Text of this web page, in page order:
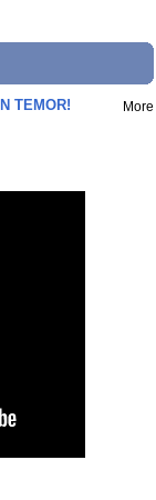
TEMOR! More